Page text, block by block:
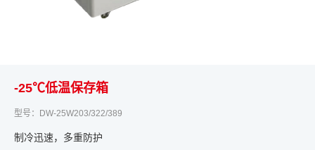
-25℃低温保存箱
型号：DW-25W203/322/389
制冷迅速，多重防护